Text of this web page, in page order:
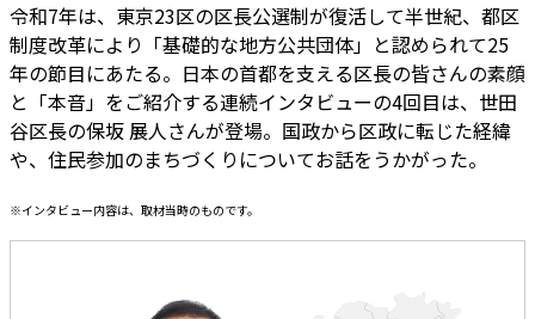
令和7年は、東京23区の区長公選制が復活して半世紀、都区
制度改革により「基礎的な地方公共団体」と認められて25
年の節目にあたる。日本の首都を支える区長の皆さんの素顔
と「本音」をご紹介する連続インタビューの4回目は、世田
谷区長の保坂 展人さんが登場。国政から区政に転じた経緯
や、住民参加のまちづくりについてお話をうかがった。
※インタビュー内容は、取材当時のものです。